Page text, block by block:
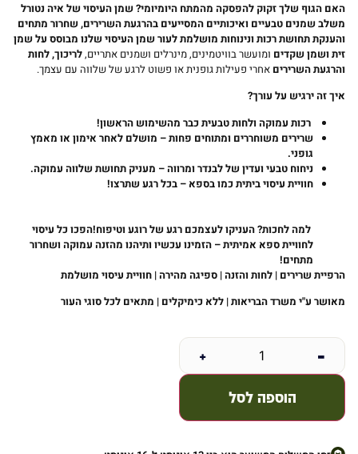
האם הגוף שלך זקוק להפסקה מהמתח היומיומי? שמן העיסוי של איה נטורל
משלב שמנים טבעיים ואיכותיים המסייעים בהרגעת השרירים, שחרור מתחים
והענקת תחושת רכות ונינוחות מושלמת לעורשמן העיסוי שלנו מבוסס על שמן
זית ושמן שקדיםומועשר בוויטמינים, מינרלים ושמנים אתריים,לריכוך, לחות
והרגעת השריריםאחרי פעילות גופנית או פשוט לרגע של שלווה עם עצמך.
איך זה ירגיש על עורך?
רכות עמוקה ולחות טבעית כבר מהשימוש הראשון!
שרירים משוחררים ומתוחים פחות–מושלם לאחר אימון או מאמץ
גופני.
ניחוח טבעי ועדין של לבנדר ומרווה–מעניק תחושת שלווה עמוקה.
חוויית עיסוי ביתית כמו בספא–בכל רגע שתרצו!
למה לחכות? העניקו לעצמכם רגע של רוגע וטיפוח!הפכו כל עיסוי
לחוויית ספא אמיתית – הזמינו עכשיו ותיהנו מהזנה עמוקה ושחרור
מתחים!
הרפיית שרירים | לחות והזנה | ספיגה מהירה | חוויית עיסוי מושלמת
מאושר ע"י משרד הבריאות | ללא כימיקלים | מתאים לכל סוגי העור
-
+
הוספה לסל